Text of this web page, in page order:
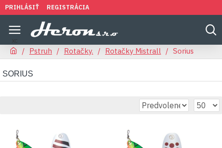
PRIHLÁSIŤ REGISTRÁCIA
Pstruh Rotačky. Rotačky Mistrall Sorius
SORIUS